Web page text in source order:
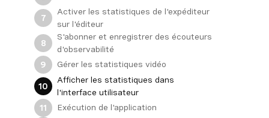
7
Activer les statistiques de l'expéditeur
sur l'éditeur
8
S'abonner et enregistrer des écouteurs
d'observabilité
9
Gérer les statistiques vidéo
10
Afficher les statistiques dans
l'interface utilisateur
11
Exécution de l'application